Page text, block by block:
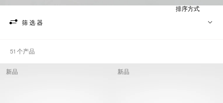
筛选器
排序方式
51 个产品
新品 新品